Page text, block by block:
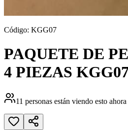
Código: KGG07
PAQUETE DE
4 PIEZAS
11 personas están viendo esto ahora